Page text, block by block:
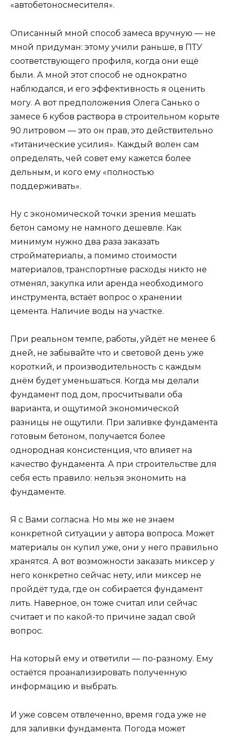
«автобетоносмесителя».
Описанный мной способ замеса вручную — не
мной придуман: этому учили раньше, в ПТУ
соответствующего профиля, когда они ещё
были. А мной этот способ не однократно
наблюдался, и его эффективность я оценить
могу. А вот предположения Олега Санько о
замесе 6 кубов раствора в строительном корыте
90 литровом — это он прав, это действительно
«титанические усилия». Каждый волен сам
определять, чей совет ему кажется более
дельным, и кого ему «полностью
поддерживать».
Ну с экономической точки зрения мешать
бетон самому не намного дешевле. Как
минимум нужно два раза заказать
стройматериалы, а помимо стоимости
материалов, транспортные расходы никто не
отменял, закупка или аренда необходимого
инструмента, встаёт вопрос о хранении
цемента. Наличие воды на участке.
При реальном темпе, работы, уйдёт не менее 6
дней, не забывайте что и световой день уже
короткий, и производительность с каждым
днём будет уменьшаться. Когда мы делали
фундамент под дом, просчитывали оба
варианта, и ощутимой экономической
разницы не ощутили. При заливке фундамента
готовым бетоном, получается более
однородная консистенция, что влияет на
качество фундамента. А при строительстве для
себя есть правило: нельзя экономить на
фундаменте.
Я с Вами согласна. Но мы же не знаем
конкретной ситуации у автора вопроса. Может
материалы он купил уже, они у него правильно
хранятся. А вот возможности заказать миксер у
него конкретно сейчас нету, или миксер не
пройдёт туда, где он собирается фундамент
лить. Наверное, он тоже считал или сейчас
считает и по какой-то причине задал свой
вопрос.
На который ему и ответили — по-разному. Ему
остаётся проанализировать полученную
информацию и выбрать.
И уже совсем отвлеченно, время года уже не
для заливки фундамента. Погода может